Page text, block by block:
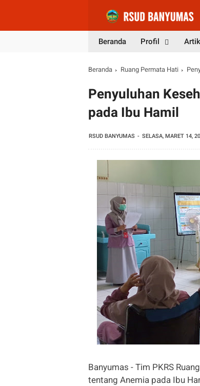
Beranda Profil
Beranda Ruang Permata Hati
Penyuluhan
pada Ibu Hamil
RSUD BANYUMAS SELASA, MARET 14,
Banyumas - Tim PKRS
tentang Anemia pada Ibu